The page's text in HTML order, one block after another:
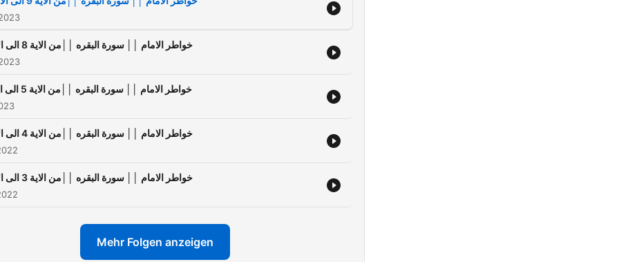
خواطر الامام ││ سورة البقره ││من الاية 8 الى الاية 9
خواطر الامام ││ سورة البقره ││من الاية 5 الى الاية 7
خواطر الامام ││ سورة البقره ││من الاية 4 الى الاية 5
خواطر الامام ││ سورة البقره ││من الاية 3 الى الاية 4
Mehr Folgen anzeigen